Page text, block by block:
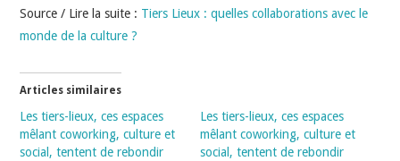
Source / Lire la suite : Tiers Lieux : quelles collaborations avec le
monde de la culture ?
Articles similaires
Les tiers-lieux, ces espaces
mêlant coworking, culture et
social, tentent de rebondir
Les tiers-lieux, ces espaces
mêlant coworking, culture et
social, tentent de rebondir